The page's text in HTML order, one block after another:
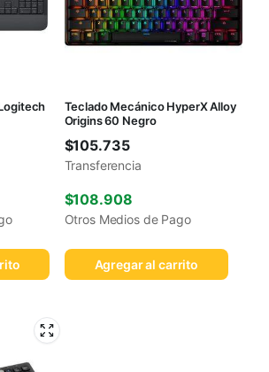
Teclado Mecánico HyperX Alloy
Origins 60 Negro
$105.735
Transferencia
$108.908
Otros Medios de Pago
Agregar al carrito